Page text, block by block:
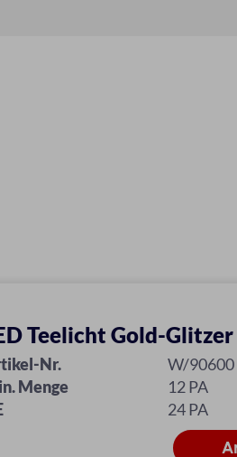
Teelicht Gold-Glitzer
Nr.
W/90600
Menge
12 PA
24 PA